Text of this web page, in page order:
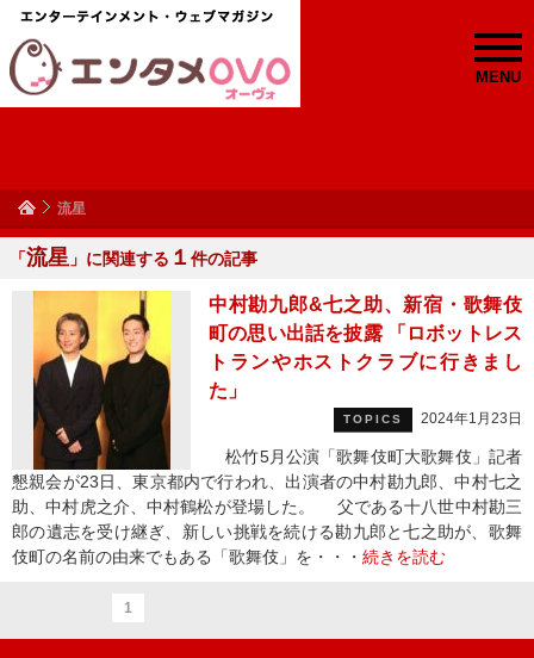
MENU
流星
「流星 」に関連する １ 件の記事
中村勘九郎&七之助、新宿・歌舞伎
町の思い出話を披露 「ロボットレス
トランやホストクラブに行きまし
た」
TOPICS 2024年1月23日
松竹5月公演「歌舞伎町大歌舞伎」記者
懇親会が23日、東京都内で行われ、出演者の中村勘九郎、中村七之
助、中村虎之介、中村鶴松が登場した。 父である十八世中村勘三
郎の遺志を受け継ぎ、新しい挑戦を続ける勘九郎と七之助が、歌舞
伎町の名前の由来でもある「歌舞伎」を・・・ 続きを読む
1